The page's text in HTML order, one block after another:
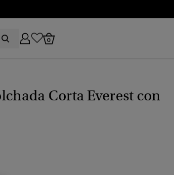
0
Corta Everest con
de